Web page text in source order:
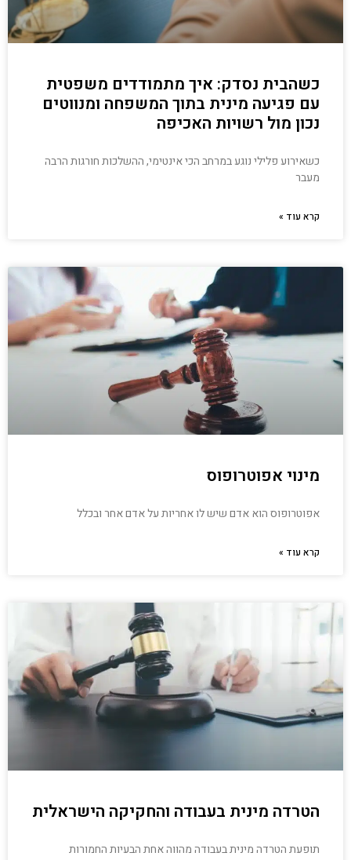
כשהבית נסדק: איך מתמודדים משפטית
עם פגיעה מינית בתוך המשפחה ומנווטים
נכון מול רשויות האכיפה
כשאירוע פלילי נוגע במרחב הכי אינטימי, ההשלכות חורגות הרבה
מעבר
קרא עוד »
מינוי אפוטרופוס
אפוטרופוס הוא אדם שיש לו אחריות על אדם אחר ובכלל
קרא עוד »
הטרדה מינית בעבודה והחקיקה הישראלית
תופעת הטרדה מינית בעבודה מהווה אחת הבעיות החמורות